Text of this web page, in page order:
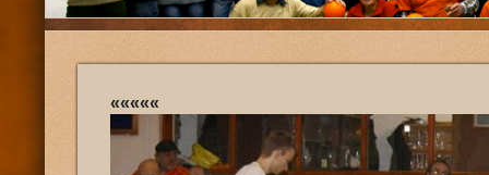
«««««